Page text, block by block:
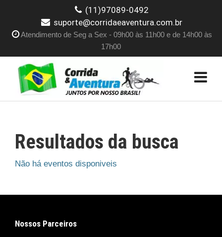
(11)97089-0492
suporte@corridaeaventura.com.br
Atendimento de Seg a Sex - 09h00 às 11h00 e de 14h00 às
17h00
Resultados da busca
Não há eventos disponiveis
Nossos Parceiros